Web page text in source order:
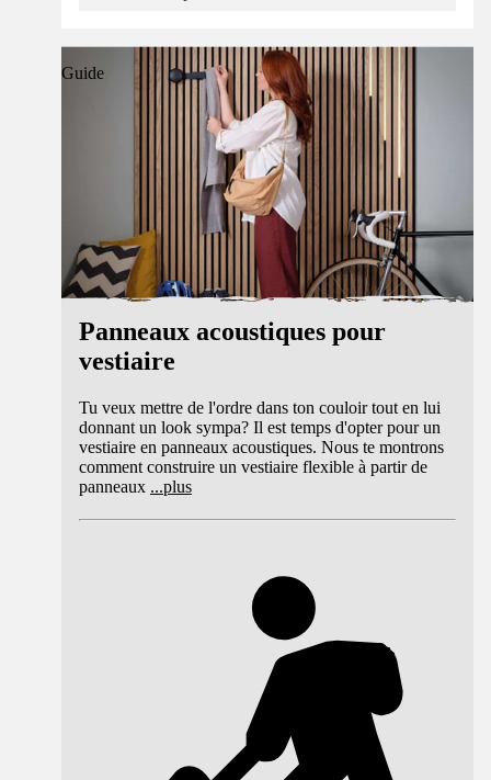
Guide
Panneaux acoustiques pour
vestiaire
Tu veux mettre de l'ordre dans ton couloir tout en lui
donnant un look sympa? Il est temps d'opter pour un
vestiaire en panneaux acoustiques. Nous te montrons
comment construire un vestiaire flexible à partir de
panneaux ...plus